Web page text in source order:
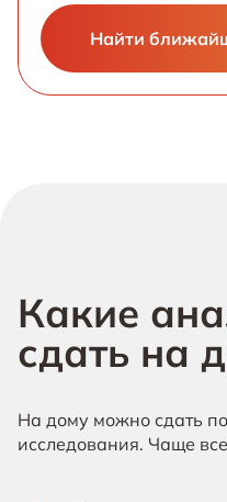
Найти
Какие
сдать на
На дому можно сдать
исследования. Чаще